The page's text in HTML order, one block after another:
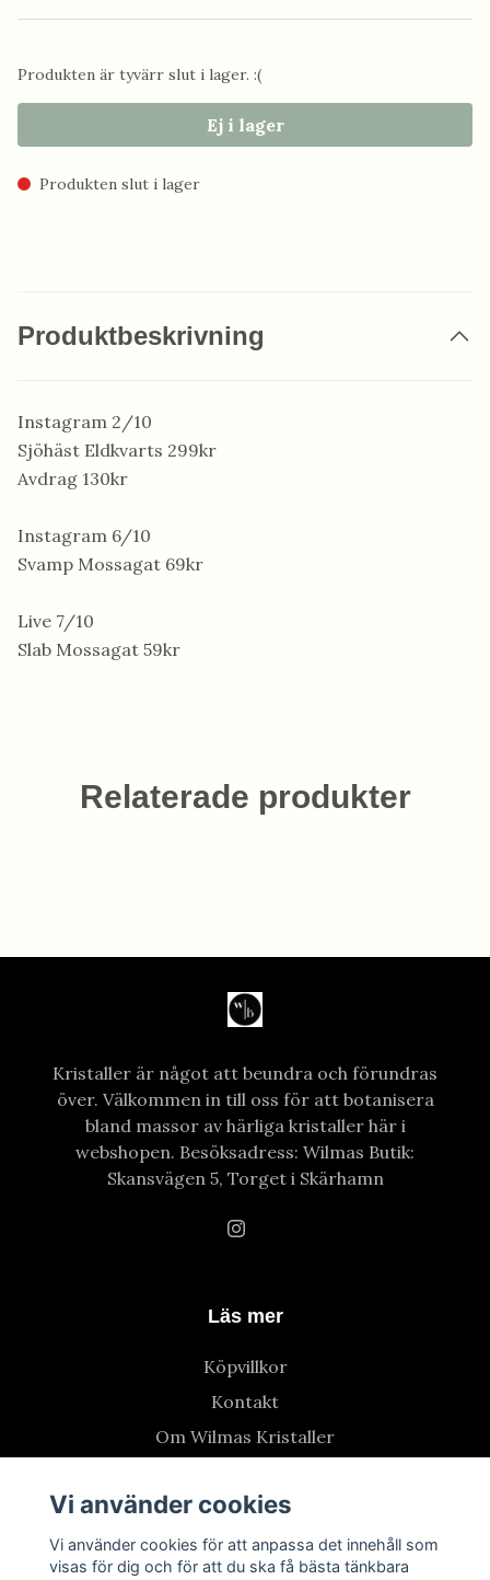
Produkten är tyvärr slut i lager. :(
Ej i lager
Produkten slut i lager
Produktbeskrivning
Instagram 2/10
Sjöhäst Eldkvarts 299kr
Avdrag 130kr
Instagram 6/10
Svamp Mossagat 69kr
Live 7/10
Slab Mossagat 59kr
Relaterade produkter
Kristaller är något att beundra och förundras
över. Välkommen in till oss för att botanisera
bland massor av härliga kristaller här i
webshopen. Besöksadress: Wilmas Butik:
Skansvägen 5, Torget i Skärhamn
Läs mer
Köpvillkor
Kontakt
Om Wilmas Kristaller
Vi använder cookies
Vi använder cookies för att anpassa det innehåll som
visas för dig och för att du ska få bästa tänkbara